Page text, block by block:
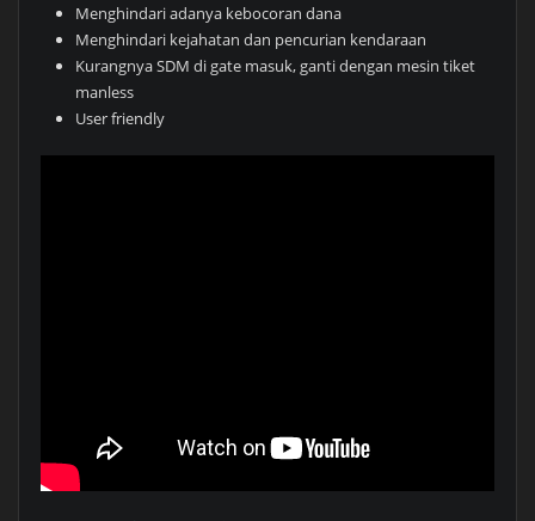
Menghindari adanya kebocoran dana
Menghindari kejahatan dan pencurian kendaraan
Kurangnya SDM di gate masuk, ganti dengan mesin tiket
manless
User friendly